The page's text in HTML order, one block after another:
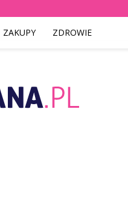
ZAKUPY ZDROWIE